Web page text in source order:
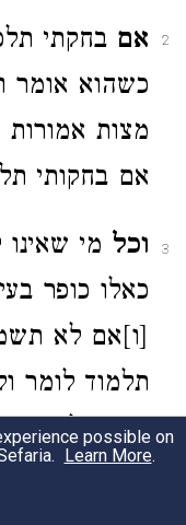
2 אם בחקתי
כשהוא אומר
מצות
אם בחקותי
3 וכל מי
כאלו כופר
[ו]אם לא
תלמוד לומר
שאינו למד
לא תשמעו
possible on
Learn More.